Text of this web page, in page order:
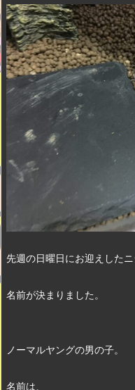
先週の日曜日にお迎えした
名前が決まりました。
ノーマルヤングの男の子。
名前は、